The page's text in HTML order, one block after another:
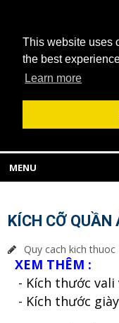
This website uses
the best
Learn more
MENU
KÍCH CỠ QUẦN
Quy cach kich thuoc
XEM THÊM :
- Kích thước vali
- Kích thước gi